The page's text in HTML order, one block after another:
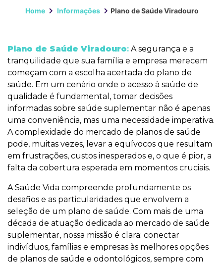
Home Informações Plano de Saúde Viradouro
Plano de Saúde Viradouro: A segurança e a
tranquilidade que sua família e empresa merecem
começam com a escolha acertada do plano de
saúde. Em um cenário onde o acesso à saúde de
qualidade é fundamental, tomar decisões
informadas sobre saúde suplementar não é apenas
uma conveniência, mas uma necessidade imperativa.
A complexidade do mercado de planos de saúde
pode, muitas vezes, levar a equívocos que resultam
em frustrações, custos inesperados e, o que é pior, a
falta da cobertura esperada em momentos cruciais.
A Saúde Vida compreende profundamente os
desafios e as particularidades que envolvem a
seleção de um plano de saúde. Com mais de uma
década de atuação dedicada ao mercado de saúde
suplementar, nossa missão é clara: conectar
indivíduos, famílias e empresas às melhores opções
de planos de saúde e odontológicos, sempre com